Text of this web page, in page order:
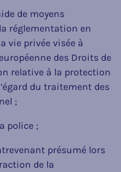
de moyens
réglementation en
vie privée visée à
des Droits de
relative à la protection
du traitement des
;
police ;
présumé lors
de la